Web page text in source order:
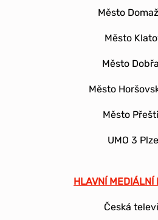
Město
Město
Město
Město
Město
UMO 3
HLAVNÍ MEDIÁLNÍ
Česká